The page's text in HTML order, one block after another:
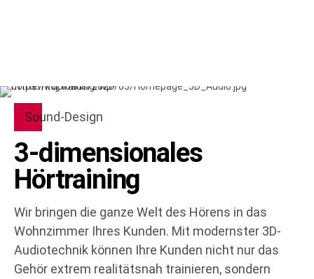
Sound-Design
3-dimensionales
Hörtraining
Wir bringen die ganze Welt des Hörens in das
Wohnzimmer Ihres Kunden. Mit modernster 3D-
Audiotechnik können Ihre Kunden nicht nur das
Gehör extrem realitätsnah trainieren, sondern